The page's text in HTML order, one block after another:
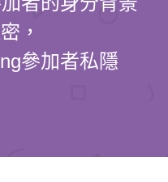
，
參加者私隱